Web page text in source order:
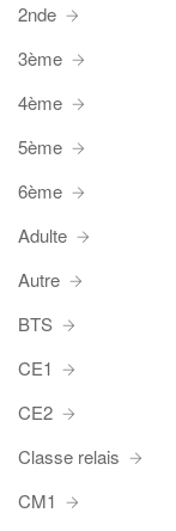
2nde
3ème
4ème
5ème
6ème
Adulte
Autre
BTS
CE1
CE2
Classe relais
CM1